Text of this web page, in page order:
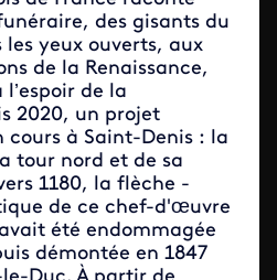
des gisants du
les yeux ouverts, aux
de la Renaissance,
de la
2020, un projet
cours à Saint-Denis : la
tour nord et de sa
1180, la flèche -
de ce chef-d'œuvre
été endommagée
démontée en 1847